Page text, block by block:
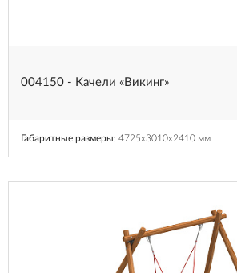
004150 - Качели «Викинг»
Габаритные размеры: 4725x3010x2410 мм